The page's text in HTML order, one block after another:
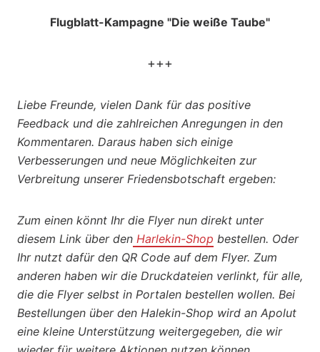
Flugblatt-Kampagne "Die weiße Taube"
+++
Liebe Freunde, vielen Dank für das positive
Feedback und die zahlreichen Anregungen in den
Kommentaren. Daraus haben sich einige
Verbesserungen und neue Möglichkeiten zur
Verbreitung unserer Friedensbotschaft ergeben:
Zum einen könnt Ihr die Flyer nun direkt unter
diesem Link über den Harlekin-Shop bestellen. Oder
Ihr nutzt dafür den QR Code auf dem Flyer. Zum
anderen haben wir die Druckdateien verlinkt, für alle,
die die Flyer selbst in Portalen bestellen wollen. Bei
Bestellungen über den Halekin-Shop wird an Apolut
eine kleine Unterstützung weitergegeben, die wir